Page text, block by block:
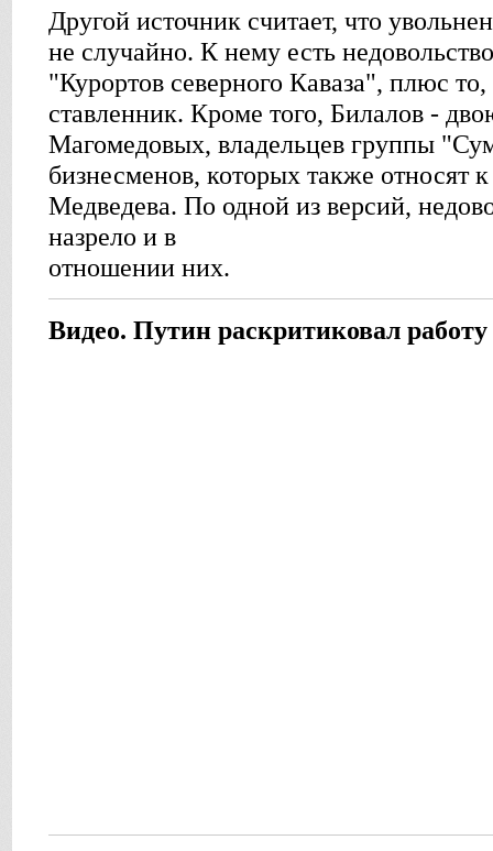
Другой источник считает, что
не случайно. К нему есть
"Курортов северного Каваза", плюс
ставленник. Кроме того, Билалов -
Магомедовых, владельцев группы
бизнесменов, которых также относят
Медведева. По одной из версий,
назрело и в
отношении них.
Видео. Путин раскритиковал